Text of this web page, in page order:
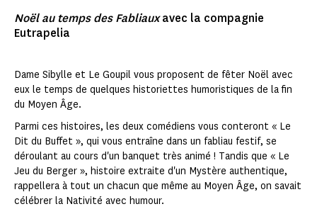
Noël au temps des Fabliauxavec la compagnie
Eutrapelia
Dame Sibylle et Le Goupil vous proposent de fêter Noël avec
eux le temps de quelques historiettes humoristiques de la fin
du Moyen Âge.
Parmi ces histoires, les deux comédiens vous conteront « Le
Dit du Buffet », qui vous entraîne dans un fabliau festif, se
déroulant au cours d'un banquet très animé ! Tandis que « Le
Jeu du Berger », histoire extraite d'un Mystère authentique,
rappellera à tout un chacun que même au Moyen Âge, on savait
célébrer la Nativité avec humour.